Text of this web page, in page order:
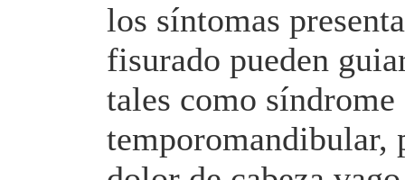
los síntomas
fisurado pueden
tales como
temporomandibular,